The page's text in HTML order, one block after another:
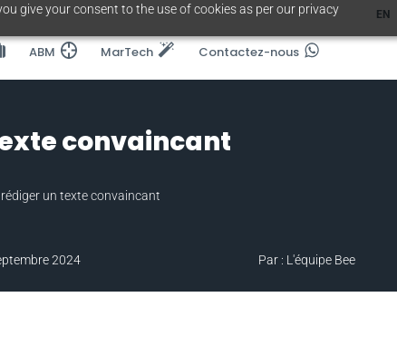
give your consent to the use of cookies as per our privacy
EN
ABM MarTech Contactez-nous
convaincant
un texte convaincant
2024 Par : L'équipe Bee